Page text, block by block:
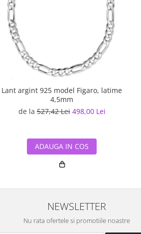
Lant argint 925 model Figaro, latime
4,5mm
de la527,42 Lei 498,00 Lei
ADAUGA IN COS
NEWSLETTER
Nu rata ofertele si promotiile noastre